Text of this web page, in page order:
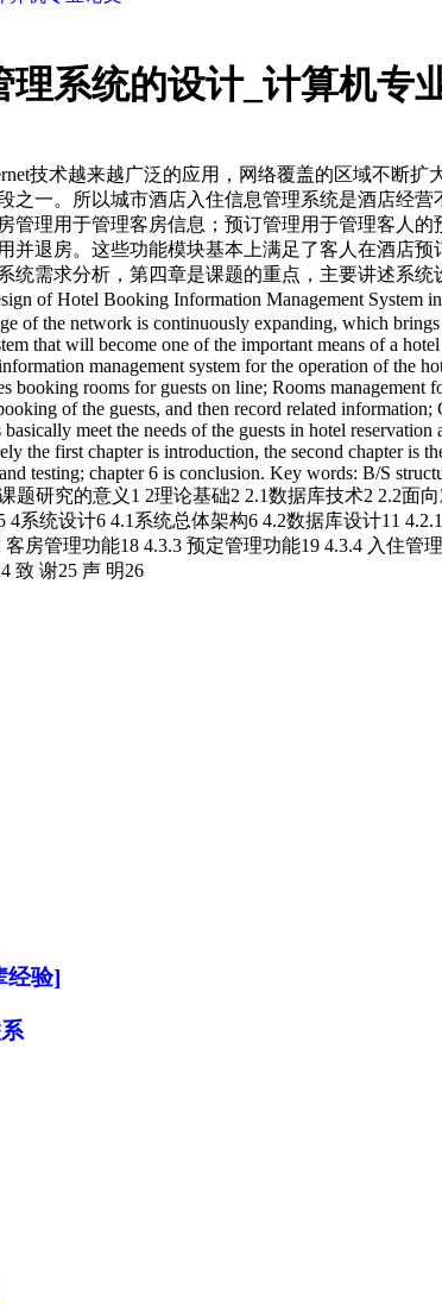
系统的设计_计算机专
技术越来越广泛的应用，网络覆盖的区域不断
一。所以城市酒店入住信息管理系统是酒店经
理用于管理客房信息；预订管理用于管理客人
并退房。这些功能模块基本上满足了客人在酒店
需求分析，第四章是课题的重点，主要讲述系
Hotel Booking Information Management System in
of the network is continuously expanding, which
that will become one of the important means of a
management system for the operation of the
booking rooms for guests on line; Rooms
of the guests, and then record related
meet the needs of the guests in hotel
the first chapter is introduction, the second chapter is
testing; chapter 6 is conclusion. Key words: B/S
题研究的意义1 2理论基础2 2.1数据库技术2 2.2
统设计6 4.1系统总体架构6 4.2数据库设计11
房管理功能18 4.3.3 预定管理功能19 4.3.4 入住管
致 谢25 声 明26
经验]